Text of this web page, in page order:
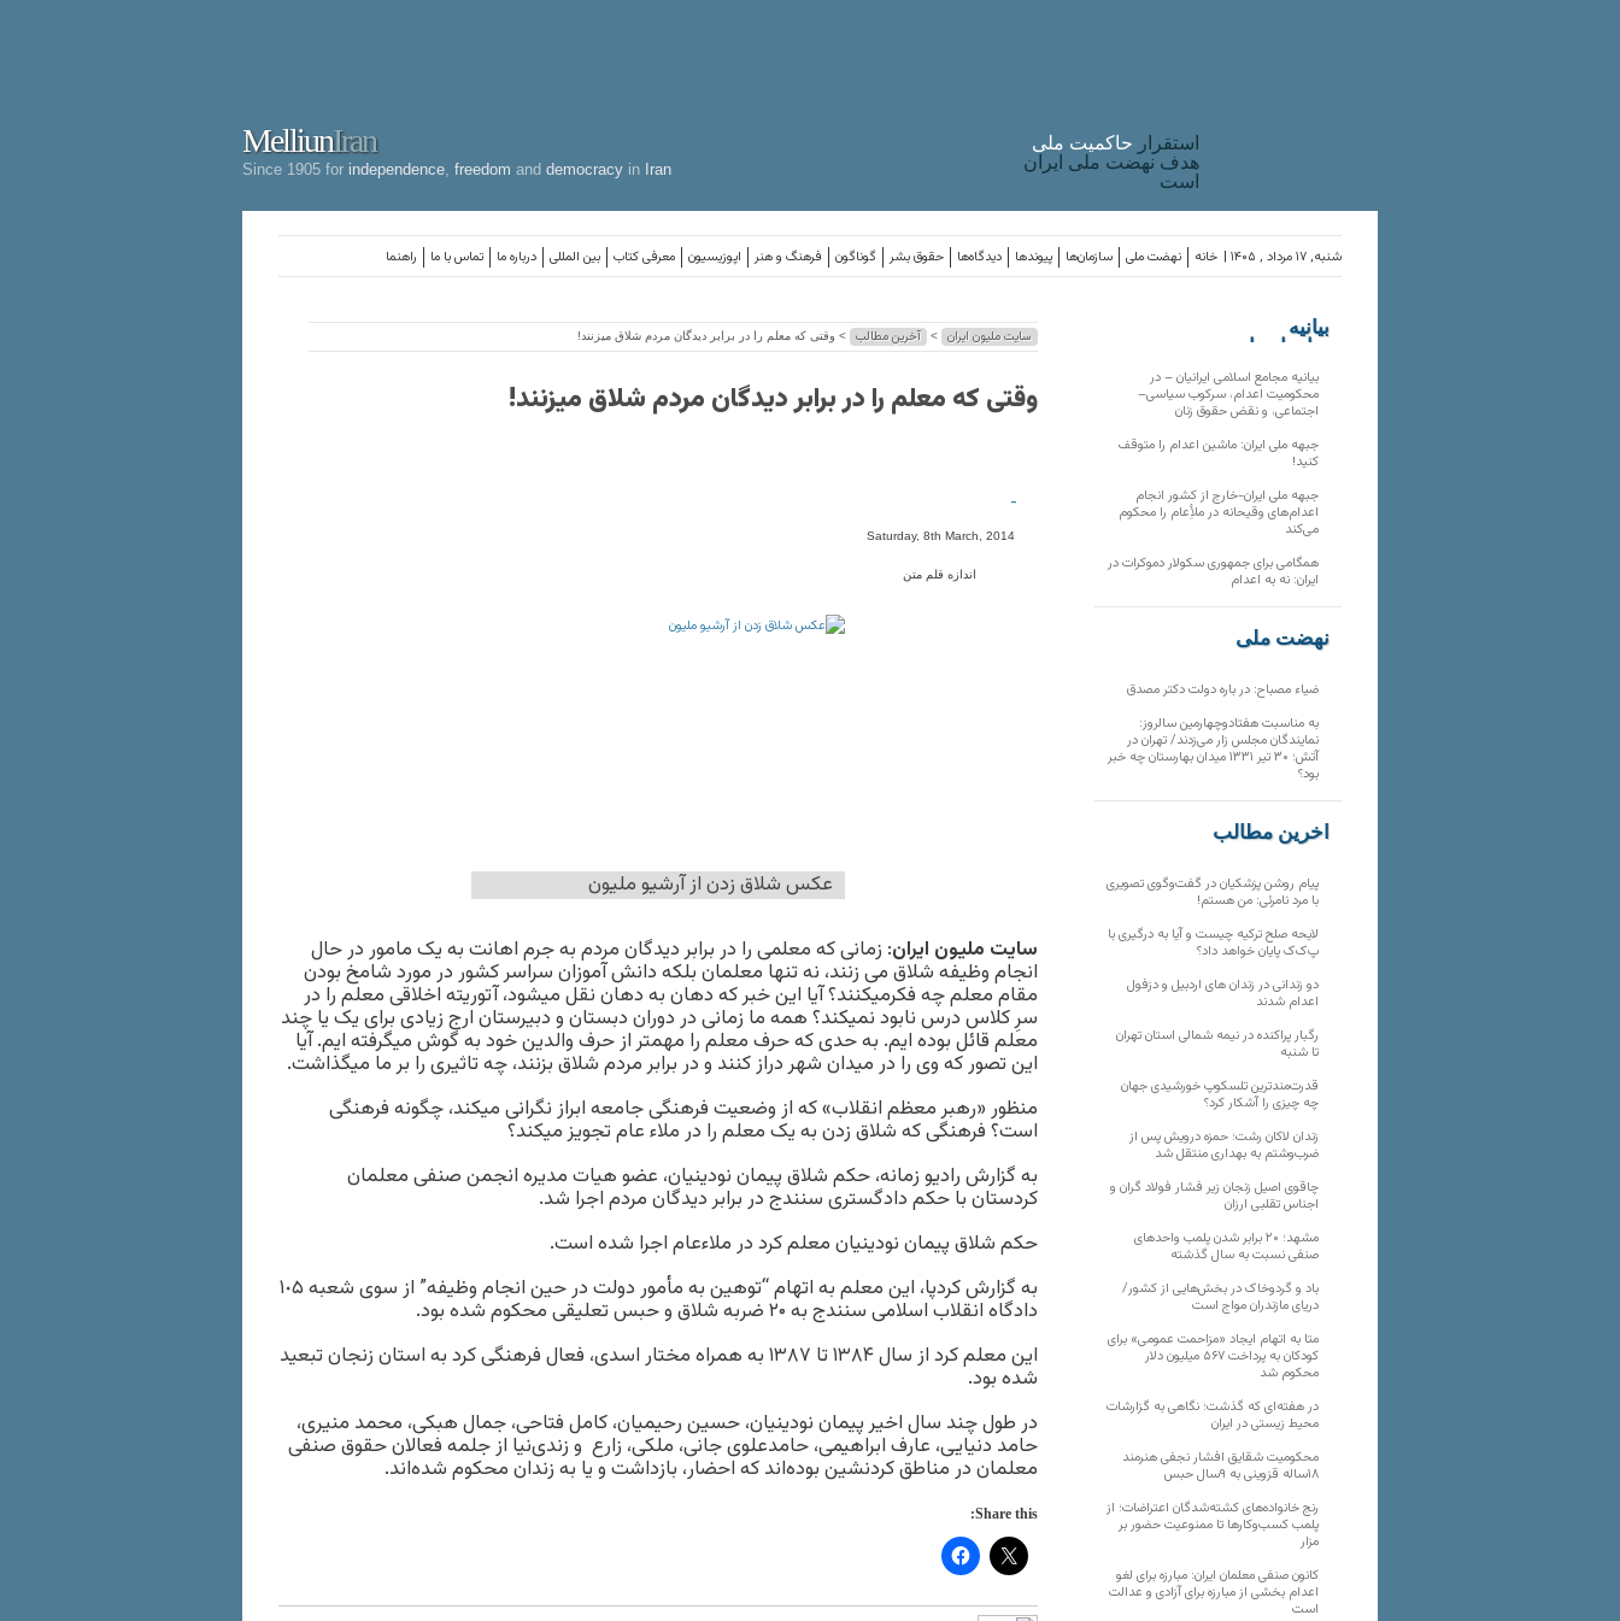
MelliunIran
Since 1905 for independence freedom and democracy in Iran
استقرار حاکميت ملی
هدف نهضت ملی ایران
است
راهنما تماس با ما درباره ما بین المللی معرفی کتاب اپوزیسیون فرهنگ و هنر گوناگون حقوق بشر دیدگاه‌ها پیوندها سازمان‌ها نهضت ملی خانه شنبه, ۱۷ مرداد , ۱۴۰۵ |
سایت ملیون ایران > آخرین مطالب > وقتی که معلم را در برابر دیدگان مردم شلاق میزنند!
وقتی که معلم را در برابر دیدگان مردم شلاق میزنند!
-
Saturday, 8th March, 2014
اندازه قلم متن
عکس شلاق زدن از آرشیو ملیون
سایت ملیون ایران: زمانی که معلمی را در برابر دیدگان مردم به جرم اهانت به یک مامور در حال
انجام وظیفه شلاق می زنند، نه تنها معلمان بلکه دانش آموزان سراسر کشور در مورد شامخ بودن
مقام معلم چه فکرمیکنند؟ آیا این خبر که دهان به دهان نقل میشود، آتوریته اخلاقی معلم را در
سرِ کلاس درس نابود نمیکند؟ همه ما زمانی در دوران دبستان و دبیرستان ارج زیادی برای یک یا چند
معلم قائل بوده ایم. به حدی که حرف معلم را مهمتر از حرف والدین خود به گوش میگرفته ایم. آیا
این تصور که وی را در میدان شهر دراز کنند و در برابر مردم شلاق بزنند، چه تاثیری را بر ما میگذاشت.
منظور «رهبر معظم انقلاب» که از وضعیت فرهنگی جامعه ابراز نگرانی میکند، چگونه فرهنگی
است؟ فرهنگی که شلاق زدن به یک معلم را در ملاء عام تجویز میکند؟
به گزارش رادیو زمانه، حکم شلاق پیمان نودینیان، عضو هیات مدیره‌ انجمن صنفی معلمان
کردستان با حکم دادگستری سنندج در برابر دیدگان مردم اجرا شد.
حکم شلاق پیمان نودینیان معلم کرد در ملاءعام اجرا شده است.
به گزارش کردپا، این معلم به اتهام “توهین به مأمور دولت در حین انجام وظیفه” از سوی شعبه ١٠۵
دادگاه انقلاب اسلامی سنندج به ۲۰ ضربه شلاق و حبس تعلیقی محکوم شده بود.
این معلم کرد از سال ١٣٨۴ تا ١٣٨٧ به همراه مختار اسدی، فعال فرهنگی کرد به استان زنجان تبعید
شده بود.
در طول چند سال اخیر پیمان نودینیان، حسین رحیمیان، کامل فتاحی، جمال هبکی، محمد منیری،
حامد دنیایی، عارف ابراهیمی، حامدعلوی جانی، ملکی، زارع و زندی‌نیا از جلمه فعالان حقوق صنفی
معلمان در مناطق کردنشین بوده‌اند که احضار، بازداشت و یا به زندان محکوم شده‌اند.
Share this:
بیانیه
سازمان‌های
بیانیه مجامع اسلامی ایرانیان – در
محکومیت اعدام، سرکوب سیاسی–
اجتماعی، و نقض حقوق زنان
جبهه ملی ایران: ماشین اعدام را متوقف
کنید!
جبهه ملی ایران-خارج از کشور انجام
اعدام‌های وقیحانه در ملأِعام را محکوم
می‌کند
همگامی برای جمهوری سکولار دموکرات در
ایران: نه به اعدام
نهضت ملی
ضیاء مصباح: در باره دولت دکتر مصدق
به مناسبت هفتادوچهارمین سالروز:
نمایندگان مجلس زار می‌زدند/ تهران در
آتش؛ ۳۰ تیر ۱۳۳۱ میدان بهارستان چه خبر
بود؟
آخرین مطالب
پیام روشن پزشکیان در گفت‌و‌گوی تصویری
با مرد نامرئی: من هستم!
لایحه صلح ترکیه چیست و آیا به درگیری با
پ‌ک‌ک پایان خواهد داد؟
دو زندانی در زندان های اردبیل و دزفول
اعدام شدند
رگبار پراکنده در نیمه شمالی استان تهران
تا شنبه
قدرت‌مندترین تلسکوپ خورشیدی جهان
چه چیزی را آشکار کرد؟
زندان لاکان رشت؛ حمزه درویش پس از
ضرب‌وشتم به بهداری منتقل شد
چاقوی اصیل زنجان زیر فشار فولاد گران و
اجناس تقلبی ارزان
مشهد؛ ۲۰ برابر شدن پلمب واحدهای
صنفی نسبت به سال گذشته
باد و گردوخاک در بخش‌هایی از کشور/
دریای مازندران مواج است
متا به اتهام ایجاد «مزاحمت عمومی» برای
کودکان به پرداخت ۵۶۷ میلیون دلار
محکوم شد
در هفته‌ای که گذشت؛ نگاهی به گزارشات
محیط زیستی در ایران
محکومیت شقایق افشار نجفی هنرمند
۱۸ساله قزوینی به ۹سال حبس
رنج خانواده‌های کشته‌شدگان اعتراضات؛ از
پلمب کسب‌وکارها تا ممنوعیت حضور بر
مزار
کانون صنفی معلمان ایران: مبارزه برای لغو
اعدام بخشی از مبارزه برای آزادی و عدالت
است